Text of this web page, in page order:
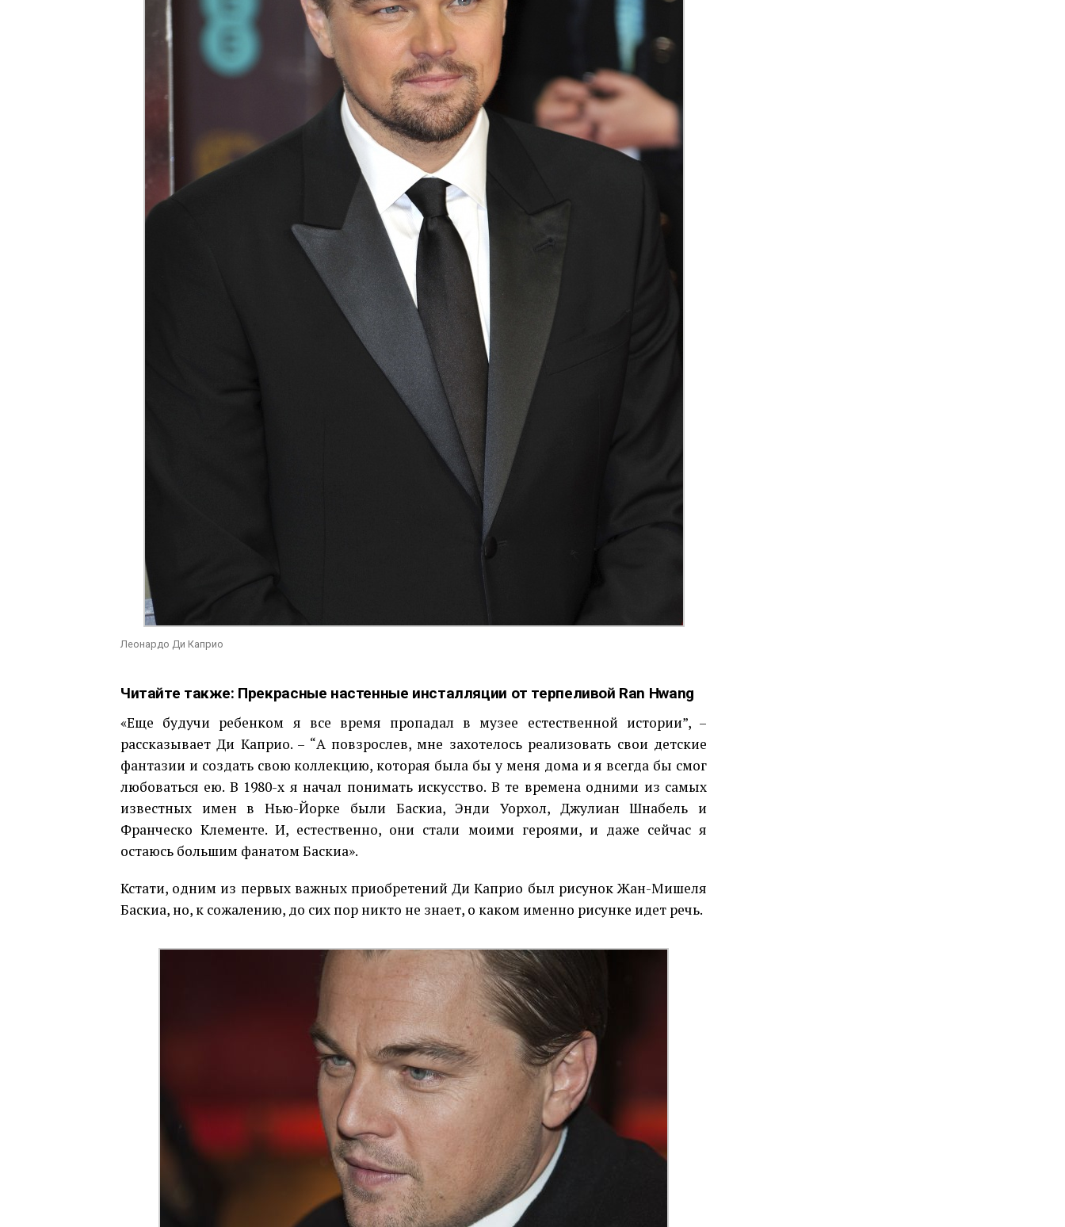
Леонардо Ди Каприо
Читайте также: Прекрасные настенные инсталляции от терпеливой Ran Hwang
«Еще будучи ребенком я все время пропадал в музее естественной истории”, –
рассказывает Ди Каприо. – “А повзрослев, мне захотелось реализовать свои детские
фантазии и создать свою коллекцию, которая была бы у меня дома и я всегда бы смог
любоваться ею. В 1980-х я начал понимать искусство. В те времена одними из самых
известных имен в Нью-Йорке были Баскиа, Энди Уорхол, Джулиан Шнабель и
Франческо Клементе. И, естественно, они стали моими героями, и даже сейчас я
остаюсь большим фанатом Баскиа».
Кстати, одним из первых важных приобретений Ди Каприо был рисунок Жан-Мишеля
Баскиа, но, к сожалению, до сих пор никто не знает, о каком именно рисунке идет речь.